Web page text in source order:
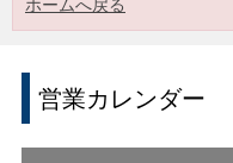
ホームへ戻る
営業カレンダー